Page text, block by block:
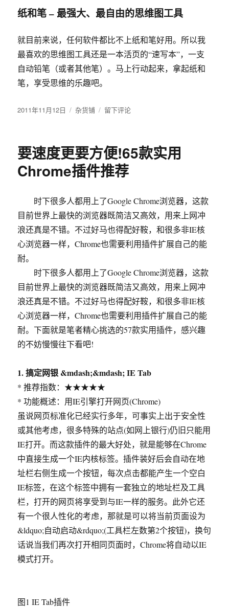
纸和笔 – 最强大、最自由的思维图工具
就目前来说，任何软件都比不上纸和笔好用。所以我
最喜欢的思维图工具还是一本活页的“速写本”，一支
自动铅笔（或者其他笔）。马上行动起来，拿起纸和
笔，享受思维的乐趣吧。
发
2011年11月12日
分
杂货铺
于
值
得
使
的
思
维
图
软
件
留下评论
要速度更要方便!65款实用
Chrome插件推荐
时下很多人都用上了Google Chrome浏览器，这款
目前世界上最快的浏览器既简洁又高效，用来上网冲
浪还真是不错。不过好马也得配好鞍，和很多非IE核
心浏览器一样，Chrome也需要利用插件扩展自己的能
耐。
时下很多人都用上了Google Chrome浏览器，这款
目前世界上最快的浏览器既简洁又高效，用来上网冲
浪还真是不错。不过好马也得配好鞍，和很多非IE核
心浏览器一样，Chrome也需要利用插件扩展自己的能
耐。下面就是笔者精心挑选的57款实用插件，感兴趣
的不妨慢慢往下看吧!
1. 搞定网银 &mdash;&mdash; IE Tab
* 推荐指数：★★★★★
* 功能概述：用IE引擎打开网页(Chrome)
虽说网页标准化已经实行多年，可事实上出于安全性
或其他考虑，很多特殊的站点(如网上银行)仍旧只能用
IE打开。而这款插件的最大好处，就是能够在Chrome
中直接生成一个IE内核标签。插件装好后会自动在地
址栏右侧生成一个按钮，每次点击都能产生一个空白
IE标签，在这个标签中拥有一套独立的地址栏及工具
栏，打开的网页将享受到与IE一样的服务。此外它还
有一个很人性化的考虑，那就是可以将当前页面设为
&ldquo;自动启动&rdquo;(工具栏左数第2个按钮)，换句
话说当我们再次打开相同页面时，Chrome将自动以IE
模式打开。
图1 IE Tab插件